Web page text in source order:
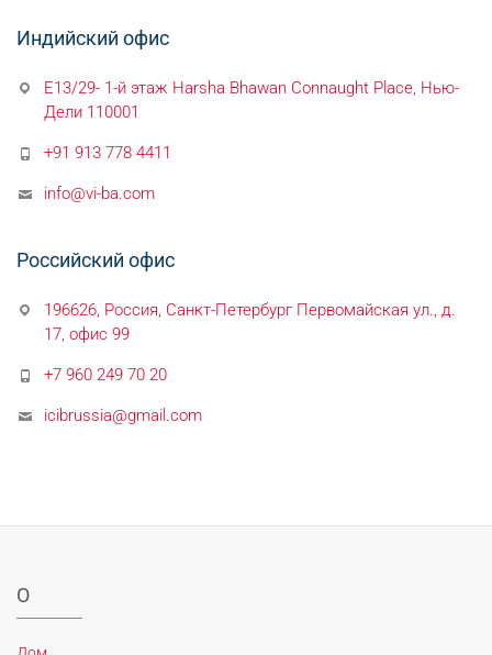
Индийский офис
E13/29- 1-й этаж Harsha Bhawan Connaught Place, Нью-
Дели 110001
+91 913 778 4411
info@vi-ba.com
Российский офис
196626, Россия, Санкт-Петербург Первомайская ул., д.
17, офис 99
+7 960 249 70 20
icibrussia@gmail.com
О